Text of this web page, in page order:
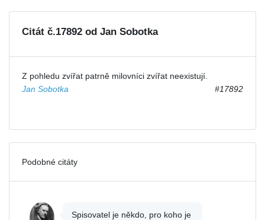
Citát č.17892 od Jan Sobotka
Z pohledu zvířat patrně milovníci zvířat neexistují.
Jan Sobotka
#17892
Podobné citáty
Spisovatel je někdo, pro koho je